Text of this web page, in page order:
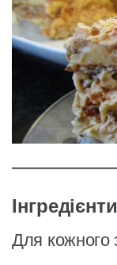
Інгредієнти
Для кожного